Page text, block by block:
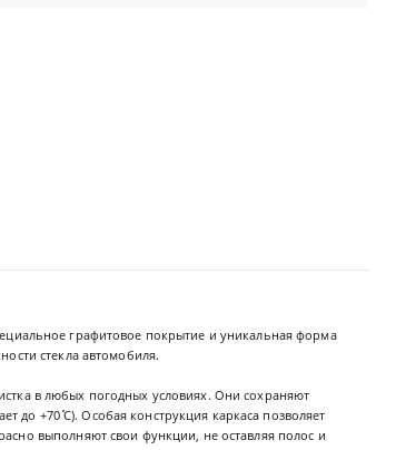
графитовое покрытие и уникальная форма
стекла автомобиля.
в любых погодных условиях. Они сохраняют
до +70 ̊С). Особая конструкция каркаса позволяет
выполняют свои функции, не оставляя полос и